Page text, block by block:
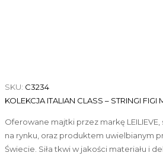
SKU: C3234
KOLEKCJA ITALIAN CLASS – STRINGI FIGI
Oferowane majtki przez markę
na rynku, oraz produktem uwielbianym
Świecie. Siła tkwi w jakości materiału i